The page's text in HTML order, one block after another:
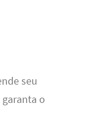
seu
o